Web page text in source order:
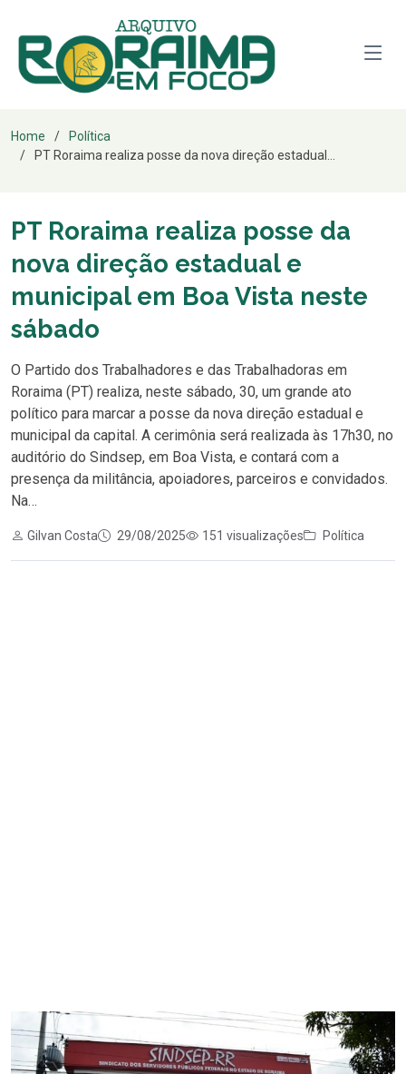
Home
Política
PT Roraima realiza posse da nova direção estadual...
PT Roraima realiza posse da
nova direção estadual e
municipal em Boa Vista neste
sábado
O Partido dos Trabalhadores e das Trabalhadoras em
Roraima (PT) realiza, neste sábado, 30, um grande ato
político para marcar a posse da nova direção estadual e
municipal da capital. A cerimônia será realizada às 17h30, no
auditório do Sindsep, em Boa Vista, e contará com a
presença da militância, apoiadores, parceiros e convidados.
Na…
Gilvan Costa 29/08/2025 151 visualizações Política